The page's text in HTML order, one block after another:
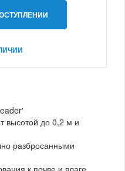
высотой до 0,2 м и
разбросанными